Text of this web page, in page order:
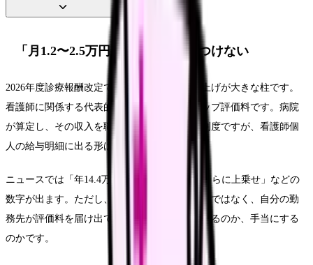
「月1.2〜2.5万円上がる」と決めつけない
2026年度診療報酬改定では、医療従事者の賃上げが大きな柱です。
看護師に関係する代表的な仕組みがベースアップ評価料です。病院
が算定し、その収入を職員の賃金改善に使う制度ですが、看護師個
人の給与明細に出る形は病院ごとに違います。
ニュースでは「年14.4万円」「月1.2万円」「さらに上乗せ」などの
数字が出ます。ただし、見るべきなのは平均額ではなく、自分の勤
務先が評価料を届け出ているか、基本給に乗せるのか、手当にする
のかです。